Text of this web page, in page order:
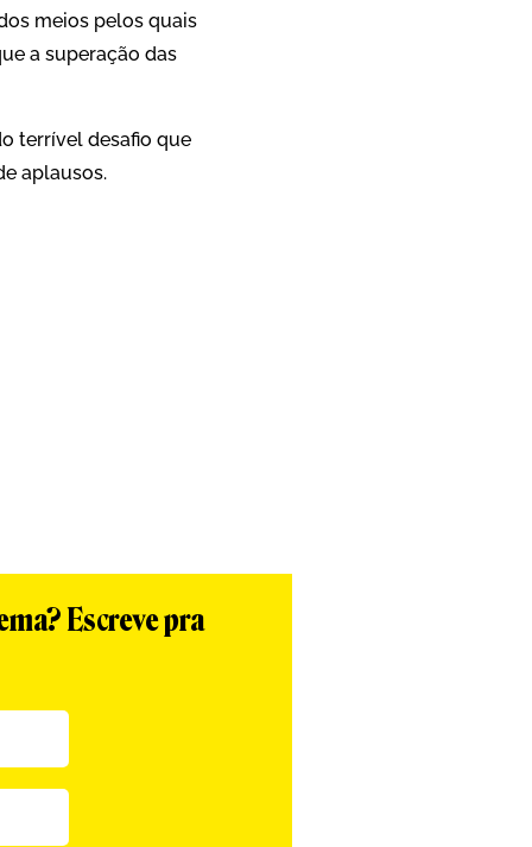
meios pelos quais
a superação das
terrível desafio que
aplausos.
Escreve pra